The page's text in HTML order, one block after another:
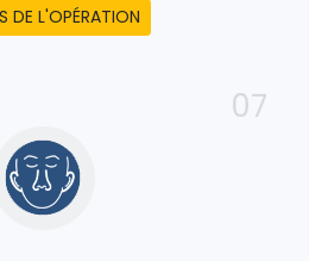
DE L'OPÉRATION
07